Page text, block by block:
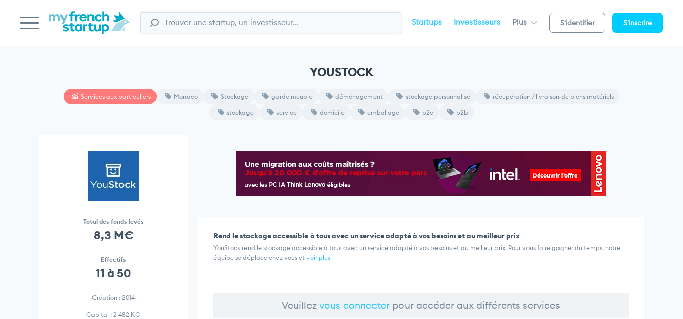
Startups Investisseurs Plus S'identifier S'inscrire
YOUSTOCK
Services aux particuliers Monaco Stockage garde meuble déménagement stockage personnalisé récupération / livraison de biens matériels
stockage service domicile emballage b2c b2b
Total des fonds levés
8,3 M€
Effectifs
11 à 50
Création : 2014
Capital : 2 482 K€
Rend le stockage accessible à tous avec un service adapté à vos besoins et au meilleur prix
YouStock rend le stockage accessible à tous avec un service adapté à vos besoins et au meilleur prix. Pour vous faire gagner du temps, notre
équipe se déplace chez vous et voir plus
Veuillezvous connecter pour accéder aux différents services